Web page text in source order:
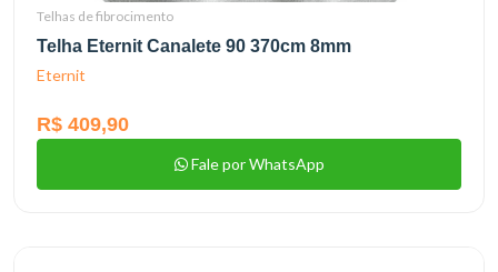
Telhas de fibrocimento
Telha Eternit Canalete 90 370cm 8mm
Eternit
R$ 409,90
Fale por WhatsApp